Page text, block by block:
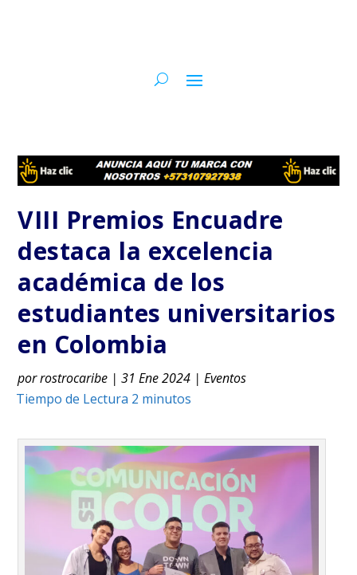
VIII Premios Encuadre
destaca la excelencia
académica de los
estudiantes universitarios
en Colombia
porrostrocaribe |31 Ene 2024 |Eventos